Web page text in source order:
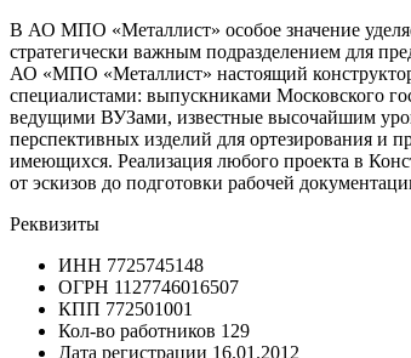
В АО МПО «Металлист» особое значение
стратегически важным подразделением для
АО «МПО «Металлист» настоящий конструктор
специалистами: выпускниками Московского
ведущими ВУЗами, известные высочайшим
перспективных изделий для ортезирования и
имеющихся. Реализация любого проекта в
от эскизов до подготовки рабочей
Реквизиты
ИНН 7725745148
ОГРН 1127746016507
КПП 772501001
Кол-во работников 129
Дата регистрации 16.01.2012